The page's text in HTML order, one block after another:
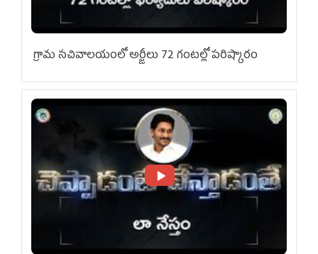
గ్రామ స‌చివాల‌యంలో అర్జీలు 72 గంట‌ల్లో ప‌రిష్కారం